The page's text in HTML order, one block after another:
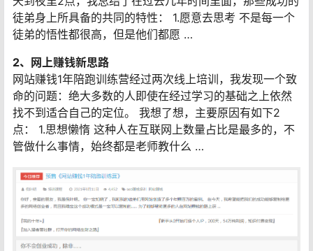
徒弟身上所具备的共同的特性： 1.愿意去思考 不是每一个
徒弟的悟性都很高，但是他们都愿 …
2、网上赚钱新思路
网站赚钱1年陪跑训练营经过两次线上培训，我发现一个致
命的问题：绝大多数的人即使在经过学习的基础之上依然
找不到适合自己的定位。 我想了想，主要原因有如下2
点： 1.思想懒惰 这种人在互联网上数量占比是最多的，不
管做什么事情，始终都是老师教什么 …